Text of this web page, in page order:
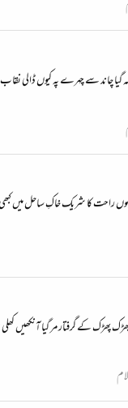
گیا چاند سے چہرے پہ کیوں ڈالی
راحت کا شریک خاکِ ساحل میں
اک پھڑک پھڑک کے گرفتار مر